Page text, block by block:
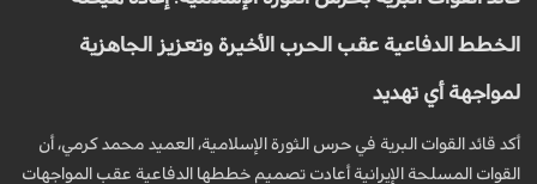
الخطط الدفاعية عقب الحرب الأخيرة وتعزيز الجاهزية
لمواجهة أي تهديد
أكد قائد القوات البرية في حرس الثورة الإسلامية، العميد محمد كرمي، أن
القوات المسلحة الإيرانية أعادت تصميم خططها الدفاعية عقب المواجهات